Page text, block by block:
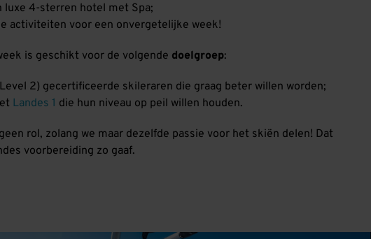
luxe 4-sterren hotel met Spa;
activiteiten voor een onvergetelijke week!
is geschikt voor de volgende doelgroep:
2) gecertificeerde skileraren die graag beter willen worden;
Landes 1 die hun niveau op peil willen houden.
rol, zolang we maar dezelfde passie voor het skiën delen! Dat
voorbereiding zo gaaf.